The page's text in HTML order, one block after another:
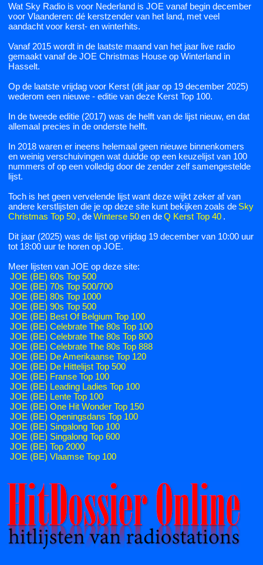
Wat Sky Radio is voor Nederland is JOE vanaf begin december
voor Vlaanderen: dé kerstzender van het land, met veel
aandacht voor kerst- en winterhits.
Vanaf 2015 wordt in de laatste maand van het jaar live radio
gemaakt vanaf de JOE Christmas House op Winterland in
Hasselt.
Op de laatste vrijdag voor Kerst (dit jaar op 19 december 2025)
wederom een nieuwe - editie van deze Kerst Top 100.
In de tweede editie (2017) was de helft van de lijst nieuw, en dat
allemaal precies in de onderste helft.
In 2018 waren er ineens helemaal geen nieuwe binnenkomers
en weinig verschuivingen wat duidde op een keuzelijst van 100
nummers of op een volledig door de zender zelf samengestelde
lijst.
Toch is het geen vervelende lijst want deze wijkt zeker af van
andere kerstlijsten die je op deze site kunt bekijken zoals de Sky
Christmas Top 50 , deWinterse 50en deQ Kerst Top 40 .
Dit jaar (2025) was de lijst op vrijdag 19 december van 10:00 uur
tot 18:00 uur te horen op JOE.
Meer lijsten van JOE op deze site:
JOE (BE) 60s Top 500
JOE (BE) 70s Top 500/700
JOE (BE) 80s Top 1000
JOE (BE) 90s Top 500
JOE (BE) Best Of Belgium Top 100
JOE (BE) Celebrate The 80s Top 100
JOE (BE) Celebrate The 80s Top 800
JOE (BE) Celebrate The 80s Top 888
JOE (BE) De Amerikaanse Top 120
JOE (BE) De Hittelijst Top 500
JOE (BE) Franse Top 100
JOE (BE) Leading Ladies Top 100
JOE (BE) Lente Top 100
JOE (BE) One Hit Wonder Top 150
JOE (BE) Openingsdans Top 100
JOE (BE) Singalong Top 100
JOE (BE) Singalong Top 600
JOE (BE) Top 2000
JOE (BE) Vlaamse Top 100